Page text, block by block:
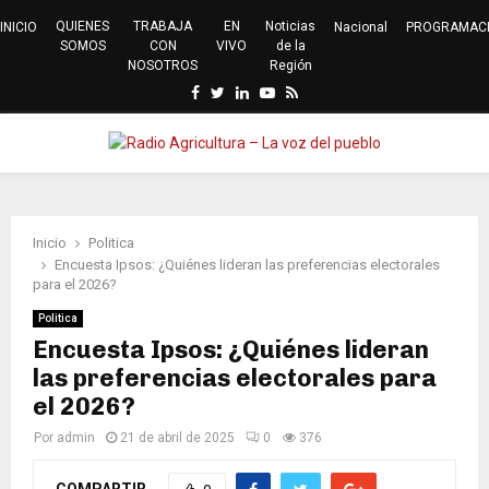
INICIO
QUIENES
SOMOS
TRABAJA
CON
NOSOTROS
EN
VIVO
Noticias
de la
Región
Nacional
Facebook
Twitter
LinkedinYoutube
Rss
PRIMARY
Inicio
Politica
Encuesta Ipsos: ¿Quiénes lideran las preferencias electorales
para el 2026?
Politica
Encuesta Ipsos: ¿Quiénes lideran
las preferencias electorales para
el 2026?
Por admin 21 de abril de 2025 0 376